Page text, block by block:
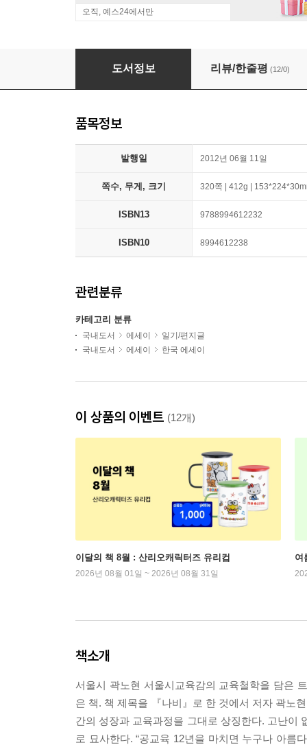
오직, 예스24에서만
도서정보 리뷰/한줄평 (12/0)
품목정보
발행일 2012년 06월 11일
쪽수, 무게, 크기 320쪽 | 412g |
ISBN13 9788994612232
ISBN10 8994612238
관련분류
카테고리 분류
국내도서 에세이
일기/편지글
국내도서
에세이 한국 에세이
이 상품의 이벤트 (12개)
이달의 책 8월 : 산리오캐릭터즈 유리컵
2026년 08월 01일 ~ 2026년 08월 31일
여
책소개
서울시 곽노현 서울시교육감의 교육철학을 담은
은 책. 책 제목을 『나비』로 한 것에서 저자 곽노
간의 성장과 교육과정을 그대로 상징한다. 고난이
로 묘사한다. “공교육 12년을 마치면 누구나 아름